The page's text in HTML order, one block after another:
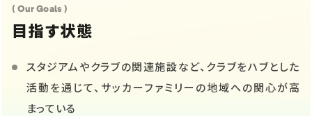
( Our Goals )
目指す状態
スタジアムやクラブの関連施設など、クラブをハブとした
活動を通じて、サッカーファミリーの地域への関心が高
まっている